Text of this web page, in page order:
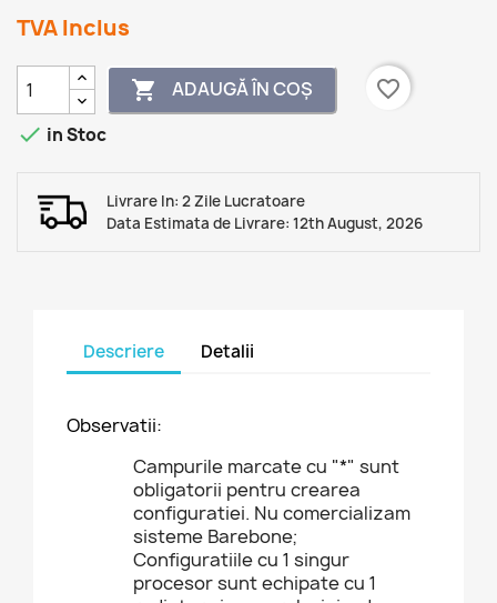
TVA Inclus
 ADAUGĂ ÎN COȘ
favorite_border
 in Stoc
Livrare In: 2 Zile Lucratoare
Data Estimata de Livrare: 12th August, 2026
Descriere Detalii
Observatii:
Campurile marcate cu "*" sunt
obligatorii pentru crearea
configuratiei. Nu comercializam
sisteme Barebone;
Configuratiile cu 1 singur
procesor sunt echipate cu 1